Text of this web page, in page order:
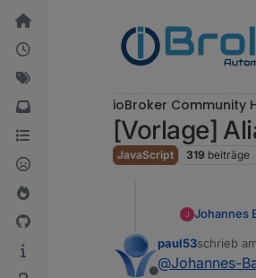
Weiter zum Inhalt
ioBroker Community
[Vorlage]
JavaScript 319 beiträge
Johannes
paul53schrieb
zuletzt
@Johannes-